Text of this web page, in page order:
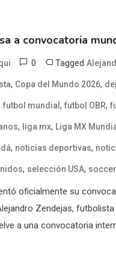
a convocatoria
0 Tagged
, Copa del Mundo 2026,
futbol mundial , futbol OBR,
, liga mx, Liga MX
, noticias deportivas,
, selección USA,
oficialmente su
Zendejas,
a una convocatoria